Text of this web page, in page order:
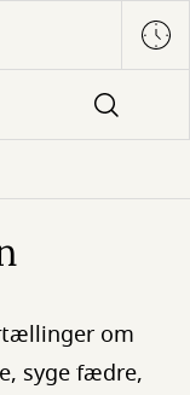
om
syge fædre,